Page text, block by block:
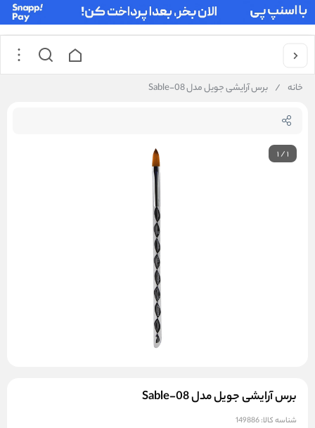
خانه / برس آرایشی جویل مدل Sable-08
1/1
برس آرایشی جویل مدل Sable-08
شناسه کالا:149886